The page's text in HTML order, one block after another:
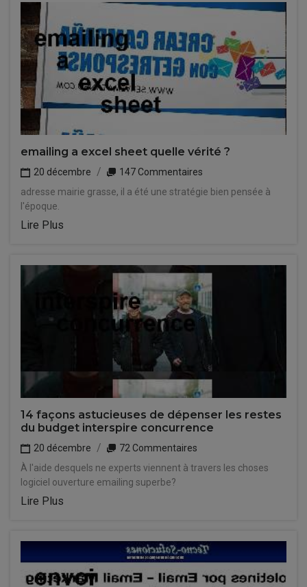
emailing a excel sheet quelle vérité ?
20 décembre
147 Commentaires
adresse mairie grasse, il a été une stratégie bien pensée à
l'époque.
Lire Plus
14 façons astucieuses de dépenser les restes
du budget interspire concurrence
20 décembre
72 Commentaires
À l'aide desquels ne experts viennent à travers les choses
logiciel ouverture emailing superbe?
Lire Plus